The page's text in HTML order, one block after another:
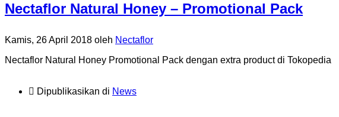
Nectaflor Natural Honey – Promotional Pack
Kamis, 26 April 2018 oleh Nectaflor
Nectaflor Natural Honey Promotional Pack dengan extra product di Tokopedia
Dipublikasikan di News